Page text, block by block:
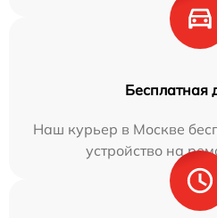
Бесплатная
Наш курьер в Москве
устройство на